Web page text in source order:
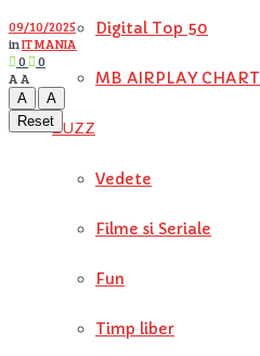
Digital Top 50
MB AIRPLAY CHART
BUZZ
Vedete
Filme si Seriale
Fun
Timp liber
09/10/2025
inIT MANIA
0
0
A A
A
A
Reset